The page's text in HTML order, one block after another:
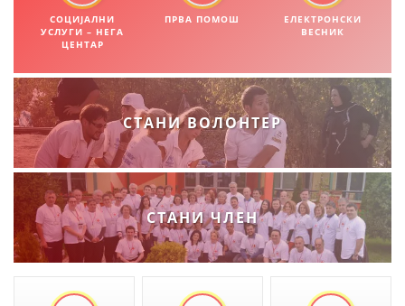
ЕДУКАТИВНО ИНФОРМАТИВНИ МАТЕРИЈАЛИ
ПОСТЕРИ
ПРЕЗЕНТАЦИИ
СОЦИЈАЛНИ
УСЛУГИ – НЕГА
ЦЕНТАР
ПРВА ПОМОШ
ЕЛЕКТРОНСКИ
ВЕСНИК
СТАНИ ВОЛОНТЕР
СТАНИ ЧЛЕН